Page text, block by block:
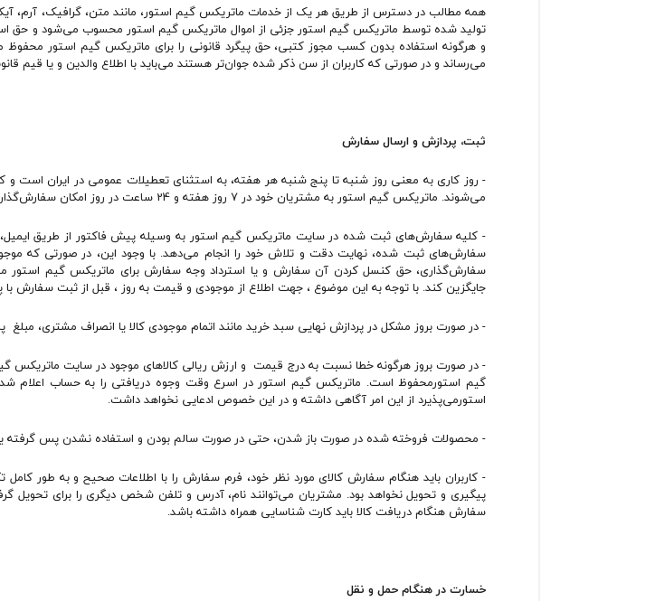
همه مطالب در دسترس از طریق هر یک از خدمات ماتریکس گیم استور، مانند متن، گرافیک، آرم،
تولید شده توسط ماتریکس گیم استور جزئی از اموال ماتریکس گیم استور محسوب می‏‌شود و حق
می‏‌رساند و در صورتی که کاربران از سن ذکر شده جوان‌‏تر هستند می‌‏باید با اطلاع والدین و یا قیم
ثبت، پردازش و ارسال سفارش
- روز کاری به معنی روز شنبه تا پنج شنبه هر هفته، به استثنای تعطیلات عمومی در ایران
می‌‏شوند. ماتریکس گیم استور به مشتریان خود در 7 روز هفته و 24 ساعت در روز امکان سفارش‌‏گذاری می‌‏دهد.
- کلیه سفارش‌‏های ثبت شده در سایت ماتریکس گیم استور به وسیله پیش فاکتور از طریق
سفارش‌‏های ثبت شده، نهایت دقت و تلاش خود را انجام می‌دهد. با وجود این، در صورتی که
سفارش‌‏گذاری، حق کنسل کردن آن سفارش و یا استرداد وجه سفارش برای ماتریکس گیم استور
جایگزین کند. با توجه به این موضوع ، جهت اطلاع از موجودی و قیمت به روز ، قبل از ثبت سفارش با
- در صورت بروز مشکل در پردازش نهایی سبد خرید مانند اتمام موجودی کالا یا انصراف مشتری، مبلغ پرداخت شده طی 24 الی 48 ساعت کاری به
- در صورت بروز هرگونه خطا نسبت به درج قیمت و ارزش ریالی کالاهای موجود در سایت ماتریکس
گیم استورمحفوظ است. ماتریکس گیم استور در اسرع وقت وجوه دریافتی را به حساب اعلام
استورمی‌پذیرد از این امر آگاهی داشته و در این خصوص ادعایی نخواهد داشت.
- محصولات فروخته شده در صورت باز شدن، حتی در صورت سالم بودن و استفاده نشدن پس گرفته
- کاربران باید هنگام سفارش کالای مورد نظر خود، فرم سفارش را با اطلاعات صحیح و به طور
پیگیری و تحویل نخواهد بود. مشتریان می‌توانند نام، آدرس و تلفن شخص دیگری را برای تحویل
سفارش هنگام دریافت کالا باید کارت شناسایی همراه داشته باشد.
خسارت در هنگام حمل و نقل